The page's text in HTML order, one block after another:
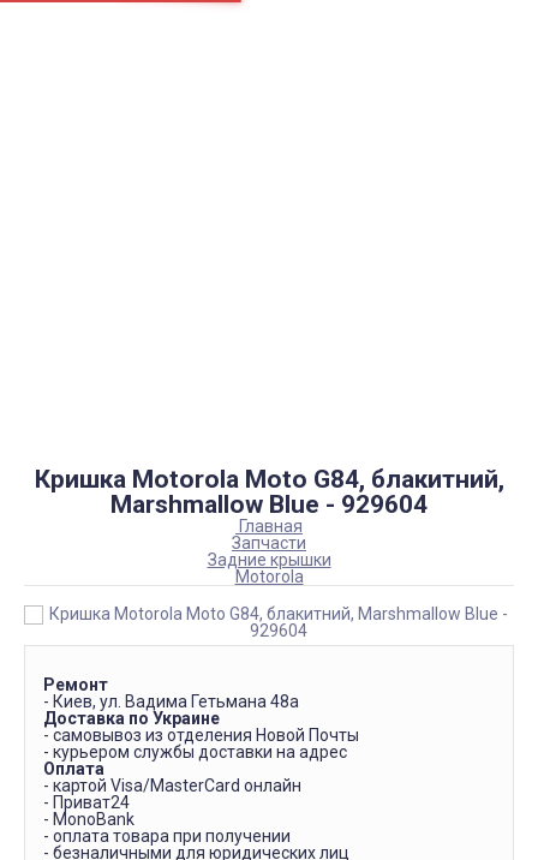
Кришка Motorola Moto G84, блакитний,
Marshmallow Blue - 929604
Главная
Запчасти
Задние крышки
Motorola
Ремонт
- Киев, ул. Вадима Гетьмана 48а
Доставка по Украине
- самовывоз из отделения Новой Почты
- курьером службы доставки на адрес
Оплата
- картой Visa/MasterCard онлайн
- Приват24
- MonoBank
- оплата товара при получении
- безналичными для юридических лиц